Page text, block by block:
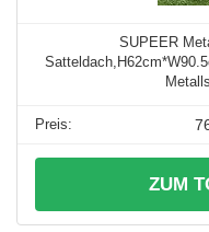
SUPEER
ZUM